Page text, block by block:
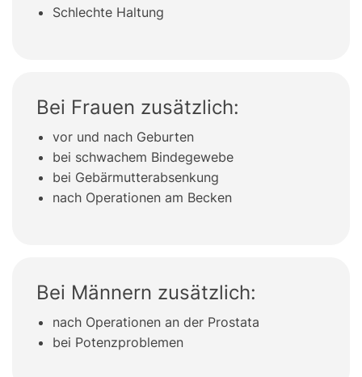
Schlechte Haltung
Bei Frauen zusätzlich:
vor und nach Geburten
bei schwachem Bindegewebe
bei Gebärmutterabsenkung
nach Operationen am Becken
Bei Männern zusätzlich:
nach Operationen an der Prostata
bei Potenzproblemen